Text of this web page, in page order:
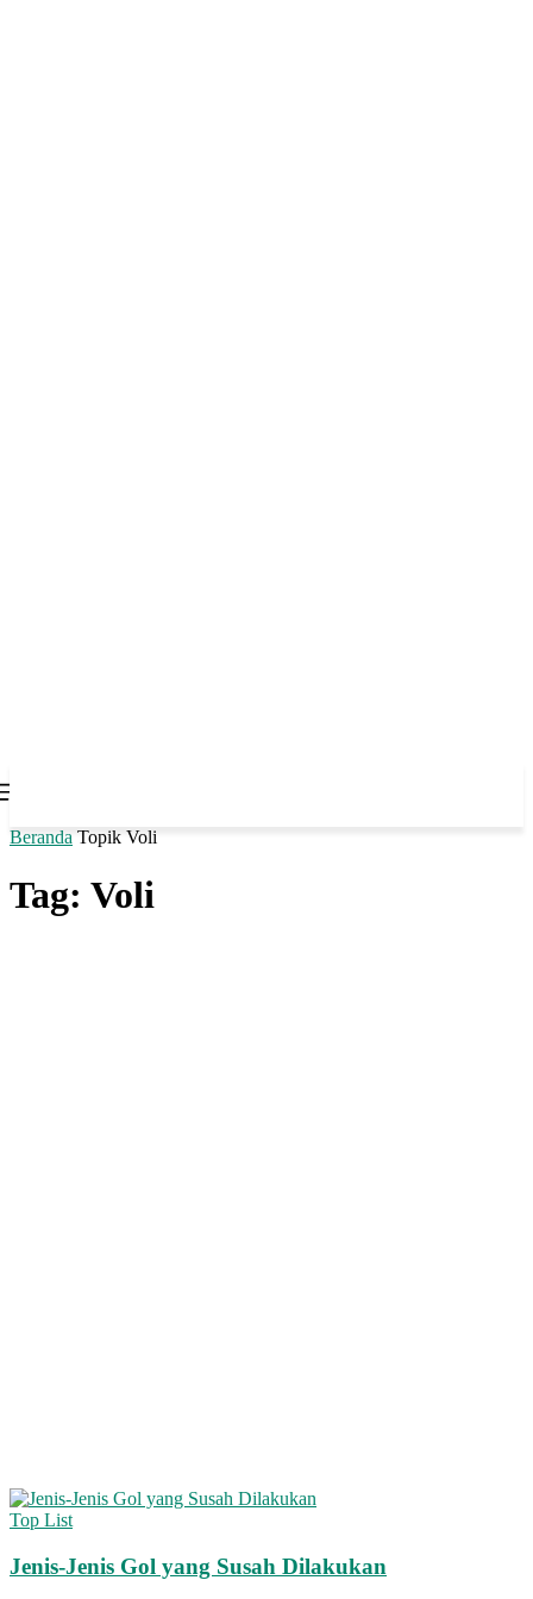
Beranda Topik Voli
Tag: Voli
Top List
Jenis-Jenis Gol yang Susah Dilakukan